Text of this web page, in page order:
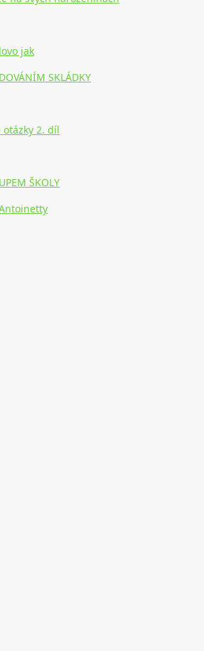
jak
SKLÁDKY
otázky 2. díl
ŠKOLY